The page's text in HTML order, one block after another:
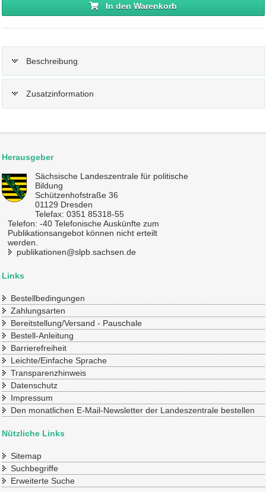
In den Warenkorb
Beschreibung
Zusatzinformation
Herausgeber
Sächsische Landeszentrale für politische
Bildung
Schützenhofstraße 36
01129 Dresden
Telefax: 0351 85318-55
Telefon: -40 Telefonische Auskünfte zum
Publikationsangebot können nicht erteilt
werden.
publikationen@slpb.sachsen.de
Links
Bestellbedingungen
Zahlungsarten
Bereitstellung/Versand - Pauschale
Bestell-Anleitung
Barrierefreiheit
Leichte/Einfache Sprache
Transparenzhinweis
Datenschutz
Impressum
Den monatlichen E-Mail-Newsletter der Landeszentrale bestellen
Nützliche Links
Sitemap
Suchbegriffe
Erweiterte Suche